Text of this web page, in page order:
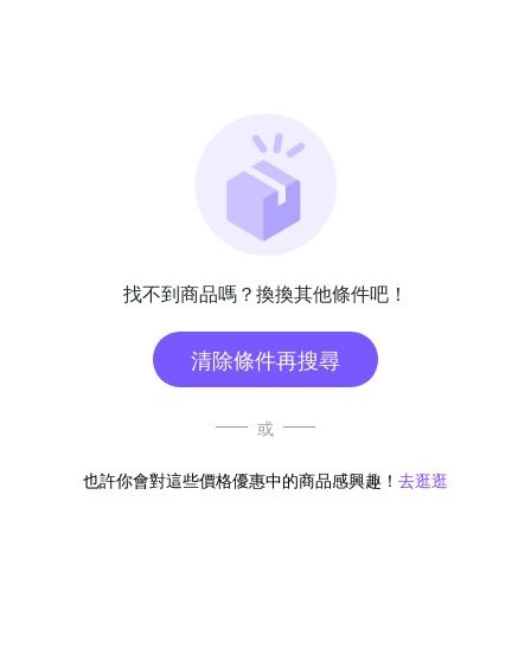
找不到商品嗎？換換其他條件吧！
清除條件再搜尋
或
也許你會對這些價格優惠中的商品感興趣！ 去逛逛